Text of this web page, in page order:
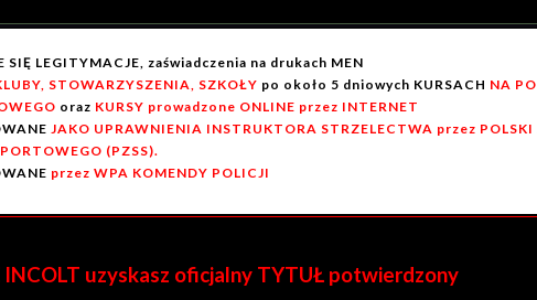
SIĘ LEGITYMACJE, zaświadczenia na drukach MEN
STOWARZYSZENIA, SZKOŁY po około 5 dniowych KURSACH NA
oraz KURSY prowadzone ONLINE przez INTERNET
JAKO UPRAWNIENIA INSTRUKTORA STRZELECTWA przez
(PZSS).
przez WPA KOMENDY POLICJI
INCOLT uzyskasz oficjalny TYTUŁ potwierdzony